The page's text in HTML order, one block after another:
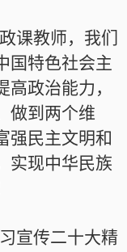
课教师，我们
国特色社会主
政治能力，
做到两个维
强民主文明和
实现中华民族
宣传二十大精